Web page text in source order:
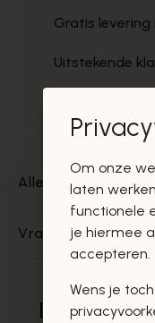
Gratis levering
Uitstekende
Alles over dit
Vragen over dit
Deze
Om onze
laten
functionele
je hiermee
accepteren.
Wens je